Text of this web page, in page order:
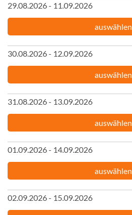
29.08.2026 - 11.09.2026
auswählen
30.08.2026 - 12.09.2026
auswählen
31.08.2026 - 13.09.2026
auswählen
01.09.2026 - 14.09.2026
auswählen
02.09.2026 - 15.09.2026